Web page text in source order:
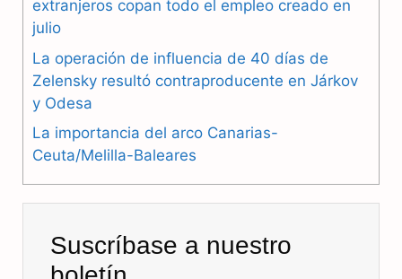
extranjeros copan todo el empleo creado en
julio
La operación de influencia de 40 días de
Zelensky resultó contraproducente en Járkov
y Odesa
La importancia del arco Canarias-
Ceuta/Melilla-Baleares
Suscríbase a nuestro